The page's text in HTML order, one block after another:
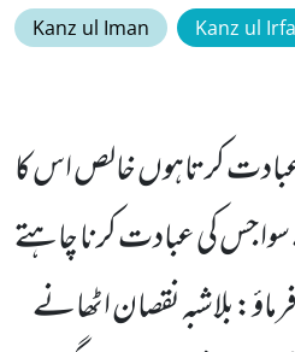
Kanz ul Iman Kanz ul
عبادت کرتاہوں خالص اس کا
جس کی عبادت کرنا چاہتے
نقصان اٹھانے